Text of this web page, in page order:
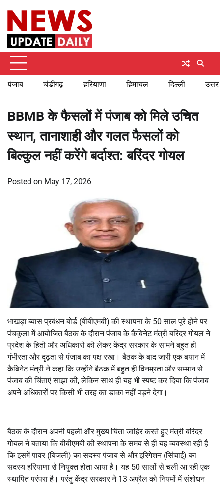
content
पंजाब चंडीगढ़ हरियाणा हिमाचल दिल्ली
BBMB के फैसलों में पंजाब को मिले उचित
स्थान, तानाशाही और गलत फैसलों को
बिल्कुल नहीं करेंगे बर्दाश्त: बरिंदर गोयल
Posted on May 17, 2026
भाखड़ा ब्यास प्रबंधन बोर्ड (बीबीएमबी) की स्थापना के 50 साल पूरे होने पर
पंचकूला में आयोजित बैठक के दौरान पंजाब के कैबिनेट मंत्री बरिंदर गोयल ने
प्रदेश के हितों और अधिकारों को लेकर केंद्र सरकार के सामने बहुत ही
गंभीरता और दृढ़ता से पंजाब का पक्ष रखा। बैठक के बाद जारी एक बयान में
कैबिनेट मंत्री ने कहा कि उन्होंने बैठक में बहुत ही विनम्रता और सम्मान से
पंजाब की चिंताएं साझा की, लेकिन साथ ही यह भी स्पष्ट कर दिया कि पंजाब
अपने अधिकारों पर किसी भी तरह का डाका नहीं पड़ने देगा।
बैठक के दौरान अपनी पहली और मुख्य चिंता जाहिर करते हुए मंत्री बरिंदर
गोयल ने बताया कि बीबीएमबी की स्थापना के समय से ही यह व्यवस्था रही है
कि इसमें पावर (बिजली) का सदस्य पंजाब से और इरिगेशन (सिंचाई) का
सदस्य हरियाणा से नियुक्त होता आया है। यह 50 सालों से चली आ रही एक
स्थापित परंपरा है। परंतु केंद्र सरकार ने 13 अप्रैल को नियमों में संशोधन